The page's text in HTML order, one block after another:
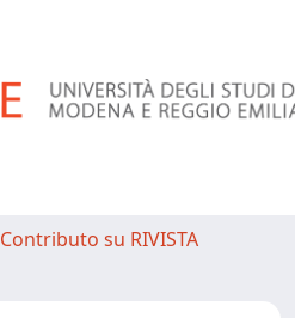
Contributo su RIVISTA